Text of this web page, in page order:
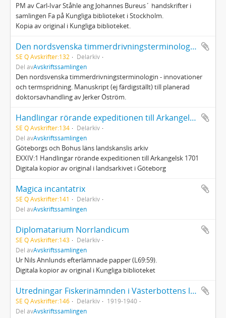
PM av Carl-Ivar Ståhle ang Johannes Bureus´ handskrifter i
samlingen Fa på Kungliga biblioteket i Stockholm.
Kopia av original i Kungliga biblioteket.
Den nordsvenska timmerdrivningsterminologin - innovationer och termspridning
SE Q Avskrifter:132
Delarkiv
Del avAvskriftssamlingen
Den nordsvenska timmerdrivningsterminologin - innovationer
och termspridning. Manuskript (ej färdigställt) till planerad
doktorsavhandling av Jerker Öström.
Handlingar rörande expeditionen till Arkangelsk 1701
SE Q Avskrifter:134
Delarkiv
Del avAvskriftssamlingen
Göteborgs och Bohus läns landskanslis arkiv
EXXIV:1 Handlingar rörande expeditionen till Arkangelsk 1701
Digitala kopior av original i landsarkivet i Göteborg
Magica incantatrix
SE Q Avskrifter:141
Delarkiv
Del avAvskriftssamlingen
Diplomatarium Norrlandicum
SE Q Avskrifter:143
Delarkiv
Del avAvskriftssamlingen
Ur Nils Ahnlunds efterlämnade papper (L69:59).
Digitala kopior av original i Kungliga biblioteket
Utredningar Fiskerinämnden i Västerbottens län 1919-1940
SE Q Avskrifter:146 Delarkiv
1919-1940
Del avAvskriftssamlingen